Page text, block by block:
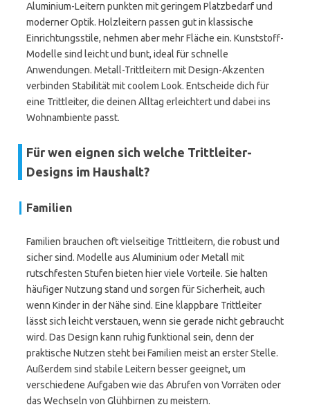
Aluminium-Leitern punkten mit geringem Platzbedarf und
moderner Optik. Holzleitern passen gut in klassische
Einrichtungsstile, nehmen aber mehr Fläche ein. Kunststoff-
Modelle sind leicht und bunt, ideal für schnelle
Anwendungen. Metall-Trittleitern mit Design-Akzenten
verbinden Stabilität mit coolem Look. Entscheide dich für
eine Trittleiter, die deinen Alltag erleichtert und dabei ins
Wohnambiente passt.
Für wen eignen sich welche Trittleiter-
Designs im Haushalt?
Familien
Familien brauchen oft vielseitige Trittleitern, die robust und
sicher sind. Modelle aus Aluminium oder Metall mit
rutschfesten Stufen bieten hier viele Vorteile. Sie halten
häufiger Nutzung stand und sorgen für Sicherheit, auch
wenn Kinder in der Nähe sind. Eine klappbare Trittleiter
lässt sich leicht verstauen, wenn sie gerade nicht gebraucht
wird. Das Design kann ruhig funktional sein, denn der
praktische Nutzen steht bei Familien meist an erster Stelle.
Außerdem sind stabile Leitern besser geeignet, um
verschiedene Aufgaben wie das Abrufen von Vorräten oder
das Wechseln von Glühbirnen zu meistern.